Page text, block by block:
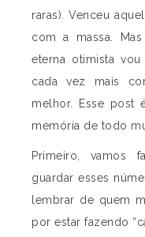
raras). Venceu
com a massa.
eterna otimista
cada vez mais
melhor. Esse post
memória de todo
Primeiro, vamos
guardar esses
lembrar de quem
por estar fazendo